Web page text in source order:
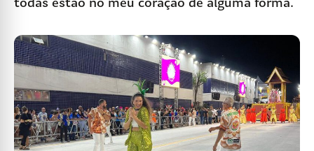
todas estão no meu coração de alguma forma.